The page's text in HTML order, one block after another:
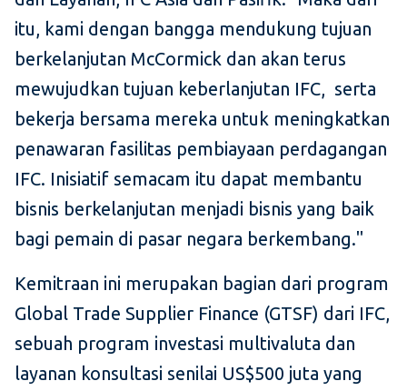
itu, kami dengan bangga mendukung tujuan
berkelanjutan McCormick dan akan terus
mewujudkan tujuan keberlanjutan IFC, serta
bekerja bersama mereka untuk meningkatkan
penawaran fasilitas pembiayaan perdagangan
IFC. Inisiatif semacam itu dapat membantu
bisnis berkelanjutan menjadi bisnis yang baik
bagi pemain di pasar negara berkembang."
Kemitraan ini merupakan bagian dari program
Global Trade Supplier Finance (GTSF) dari IFC,
sebuah program investasi multivaluta dan
layanan konsultasi senilai US$500 juta yang